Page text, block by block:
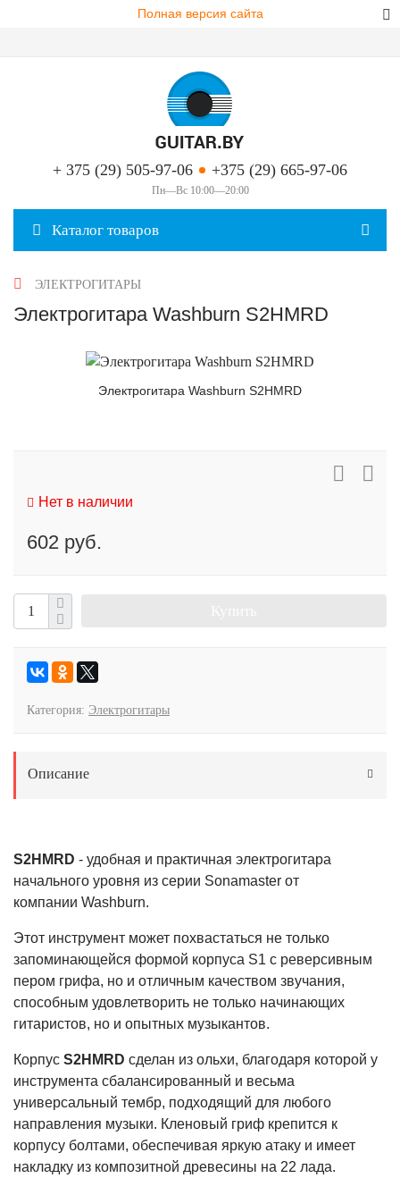
Полная версия сайта
+ 375 (29) 505-97-06 +375 (29) 665-97-06
Пн—Вс 10:00—20:00
Каталог товаров
ЭЛЕКТРОГИТАРЫ
Электрогитара Washburn S2HMRD
Электрогитара Washburn S2HMRD
Нет в наличии
602 руб.
Категория: Электрогитары
Описание
S2HMRD - удобная и практичная электрогитара
начального уровня из серии Sonamaster от
компании Washburn.
Этот инструмент может похвастаться не только
запоминающейся формой корпуса S1 с реверсивным
пером грифа, но и отличным качеством звучания,
способным удовлетворить не только начинающих
гитаристов, но и опытных музыкантов.
Корпус S2HMRD сделан из ольхи, благодаря которой у
инструмента сбалансированный и весьма
универсальный тембр, подходящий для любого
направления музыки. Кленовый гриф крепится к
корпусу болтами, обеспечивая яркую атаку и имеет
накладку из композитной древесины на 22 лада.